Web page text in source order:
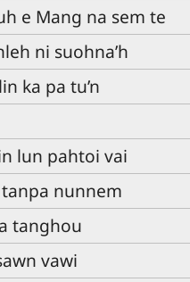
e Mang na sem te
ni suohna’h
ka pa tu’n
lun pahtoi vai
nunnem
tanghou
vawi